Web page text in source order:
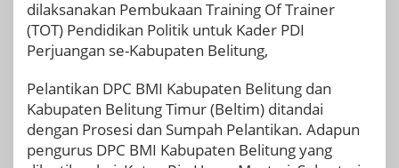
dilaksanakan Pembukaan Training Of Trainer
(TOT) Pendidikan Politik untuk Kader PDI
Perjuangan se-Kabupaten Belitung,
Pelantikan DPC BMI Kabupaten Belitung dan
Kabupaten Belitung Timur (Beltim) ditandai
dengan Prosesi dan Sumpah Pelantikan. Adapun
pengurus DPC BMI Kabupaten Belitung yang